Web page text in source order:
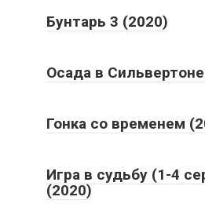
Бунтарь 3 (2020)
Осада в
Гонка со временем
Игра в судьбу (1-4
(2020)